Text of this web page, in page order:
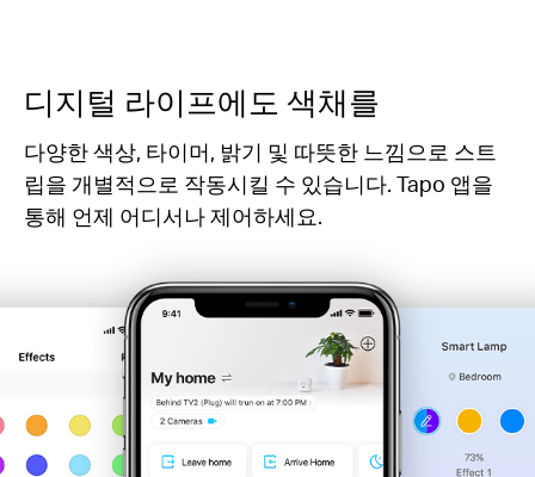
디지털 라이프에도 색채를
다양한 색상, 타이머, 밝기 및 따뜻한 느낌으로 스트
립을 개별적으로 작동시킬 수 있습니다. Tapo 앱을
통해 언제 어디서나 제어하세요.